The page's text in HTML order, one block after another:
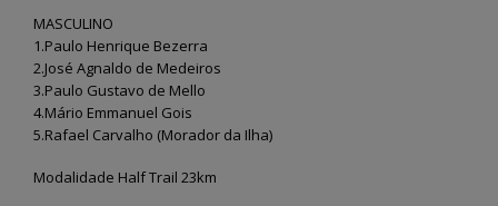
MASCULINO
1.Paulo Henrique Bezerra
2.José Agnaldo de Medeiros
3.Paulo Gustavo de Mello
4.Mário Emmanuel Gois
5.Rafael Carvalho (Morador da Ilha)
Modalidade Half Trail 23km
para toda a comunidade e turistas
12 de junho de 2026